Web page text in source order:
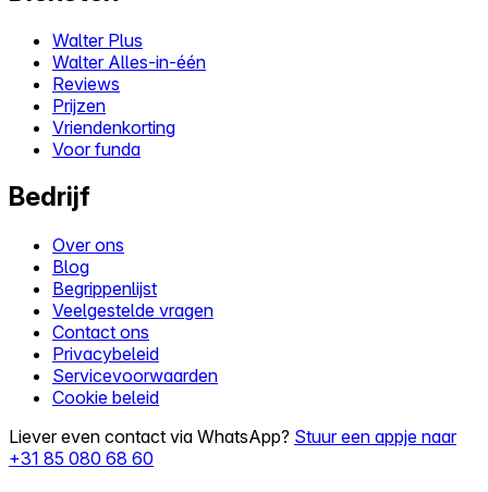
Walter Plus
Walter Alles-in-één
Reviews
Prijzen
Vriendenkorting
Voor funda
Bedrijf
Over ons
Blog
Begrippenlijst
Veelgestelde vragen
Contact ons
Privacybeleid
Servicevoorwaarden
Cookie beleid
Liever even contact via WhatsApp? Stuur een appje naar
+31 85 080 68 60